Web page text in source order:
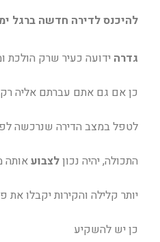
להיכנס לדירה חדשה ברגל
גדרה ידועה כעיר שרק הולכת
כן אם גם אתם עברתם אליה
לטפל במצב הדירה שנרכשה
התכולה, יהיה נכוןלצבועאותה
יותר קלילה והקירות יקבלו את
כן יש להשקיע